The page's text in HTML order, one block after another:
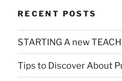
RECENT POSTS
STARTING A new
Tips to Discover About